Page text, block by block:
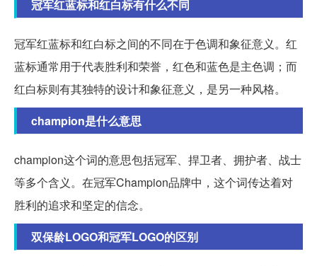
冠军红蓝标和红白标有什么不同
冠军红蓝标和红白标之间的不同在于色调和象征意义。红
蓝标通常用于代表胜利和荣誉，红色和蓝色是主色调；而
红白标则有其独特的设计和象征意义，是另一种风格。
champion是什么意思
champion这个词的意思包括冠军、捍卫者、拥护者、战士
等多个含义。在冠军Champion品牌中，这个词传达着对
胜利的追求和坚定的信念。
双保龄LOGO和冠军LOGO的区别